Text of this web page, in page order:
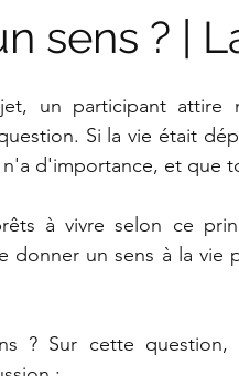
sens ? |
un participant attire
Si la vie était
d'importance, et que
à vivre selon ce
donner un sens à la vie
? Sur cette